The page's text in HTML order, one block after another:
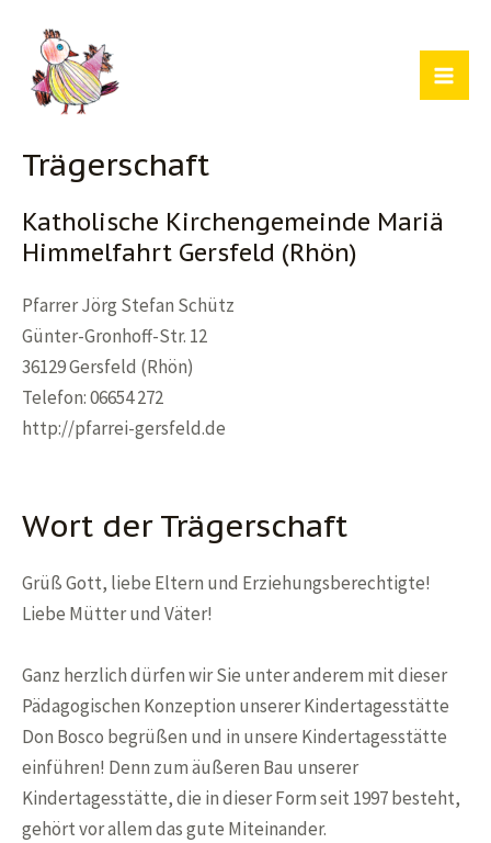
Inhalt
springen
Trägerschaft
Katholische Kirchengemeinde Mariä
Himmelfahrt Gersfeld (Rhön)
Pfarrer Jörg Stefan Schütz
Günter-Gronhoff-Str. 12
36129 Gersfeld (Rhön)
Telefon: 06654 272
http://pfarrei-gersfeld.de
Wort der Trägerschaft
Grüß Gott, liebe Eltern und Erziehungsberechtigte!
Liebe Mütter und Väter!
Ganz herzlich dürfen wir Sie unter anderem mit dieser
Pädagogischen Konzeption unserer Kindertagesstätte
Don Bosco begrüßen und in unsere Kindertagesstätte
einführen! Denn zum äußeren Bau unserer
Kindertagesstätte, die in dieser Form seit 1997 besteht,
gehört vor allem das gute Miteinander.